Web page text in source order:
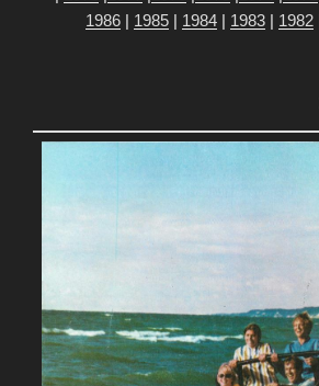
1982
1983
1984
1985
1986